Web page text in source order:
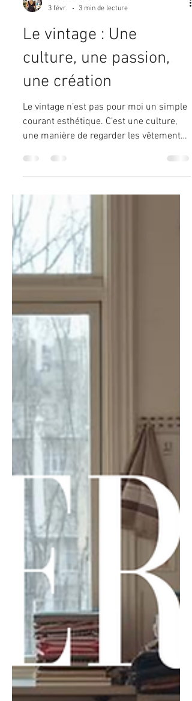
Marina Acosta
3 févr.
3 min de lecture
Le vintage : Une
culture, une passion,
une création
Le vintage n’est pas pour moi un simple
formes du passé pour créer celles
d’aujourd’hui.